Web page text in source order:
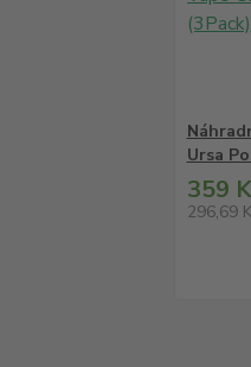
Ursa
359
296,69